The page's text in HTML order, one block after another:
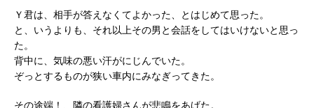
Ｙ君は、相手が答えなくてよかった、とはじめて思った。
と、いうよりも、それ以上その男と会話をしてはいけないと思っ
た。
背中に、気味の悪い汗がにじんでいた。
ぞっとするものが狭い車内にみなぎってきた。
その途端！、隣の看護婦さんが悲鳴をあげた。